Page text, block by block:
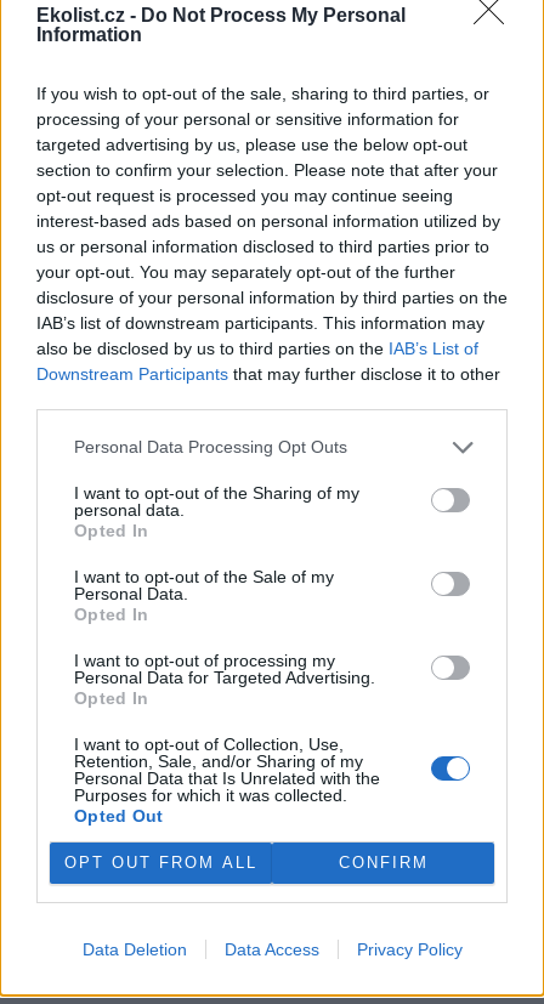
Ekolist.cz - Do Not Process My Personal
Information
If you wish to opt-out of the sale, sharing to third parties, or
processing of your personal or sensitive information for
targeted advertising by us, please use the below opt-out
section to confirm your selection. Please note that after your
opt-out request is processed you may continue seeing
interest-based ads based on personal information utilized by
us or personal information disclosed to third parties prior to
your opt-out. You may separately opt-out of the further
disclosure of your personal information by third parties on the
IAB’s list of downstream participants. This information may
also be disclosed by us to third parties on the IAB’s List of
Downstream Participants that may further disclose it to other
Personal Data Processing Opt Outs
I want to opt-out of the Sharing of my
personal data.
Opted In
I want to opt-out of the Sale of my
Personal Data.
Opted In
I want to opt-out of processing my
Personal Data for Targeted Advertising.
Opted In
I want to opt-out of Collection, Use,
Retention, Sale, and/or Sharing of my
Personal Data that Is Unrelated with the
Purposes for which it was collected.
Opted Out
OPT OUT FROM ALL CONFIRM
Data Deletion Data Access Privacy Policy
reklama
přemístěn do Kukang Rescue Programu.